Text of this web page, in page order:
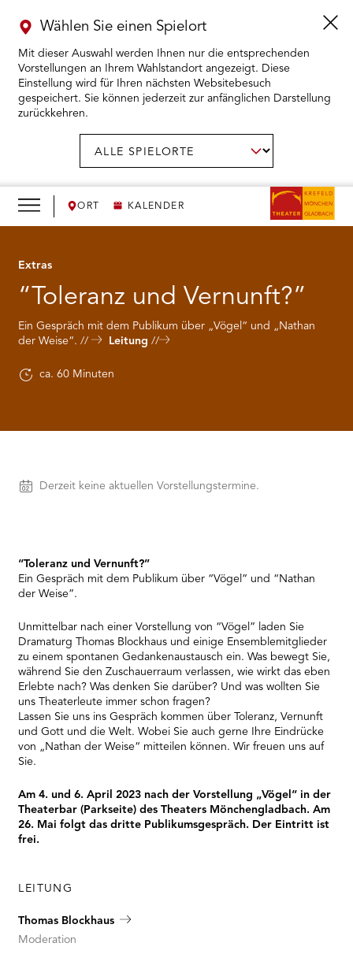
ORT KALENDER
Wählen Sie einen Spielort
Mit dieser Auswahl werden Ihnen nur die entsprechenden
Vorstellungen an Ihrem Wahlstandort angezeigt. Diese
Einstellung wird für Ihren nächsten Websitebesuch
gespeichert. Sie können jederzeit zur anfänglichen Darstellung
zurückkehren.
KARTENKAUF ÖFFNEN
WIR ÖFFNEN
DAS THEATER ÖFFNEN
THEATERPÄDAGOGIK ÖFFNEN
Extras
“Toleranz und Vernunft?”
Ein Gespräch mit dem Publikum über „Vögel“ und „Nathan
der Weise“.
Leitung
ca. 60 Minuten
Vorstellungen
Derzeit keine aktuellen Vorstellungstermine.
“Toleranz und Vernunft?”
Ein Gespräch mit dem Publikum über “Vögel” und “Nathan
der Weise”.
Unmittelbar nach einer Vorstellung von “Vögel” laden Sie
Dramaturg Thomas Blockhaus und einige Ensemblemitglieder
zu einem spontanen Gedankenaustausch ein. Was bewegt Sie,
während Sie den Zuschauerraum verlassen, wie wirkt das eben
Erlebte nach? Was denken Sie darüber? Und was wollten Sie
uns Theaterleute immer schon fragen?
Lassen Sie uns ins Gespräch kommen über Toleranz, Vernunft
und Gott und die Welt. Wobei Sie auch gerne Ihre Eindrücke
von „Nathan der Weise“ mitteilen können. Wir freuen uns auf
Sie.
Am 4. und 6. April 2023 nach der Vorstellung „Vögel“ in der
Theaterbar (Parkseite) des Theaters Mönchengladbach. Am
26. Mai folgt das dritte Publikumsgespräch. Der Eintritt ist
frei.
LEITUNG
Thomas Blockhaus
Moderation